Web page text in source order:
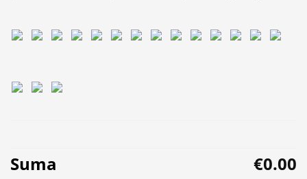
Suma €0.00